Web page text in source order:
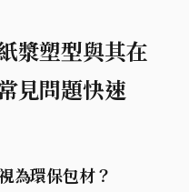
漿塑型與其在
見問題快速
為環保包材？